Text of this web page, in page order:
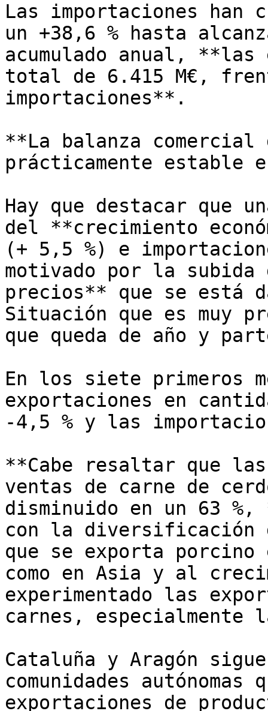
Las importaciones han
un +38,6 % hasta
acumulado anual, **las
total de 6.415 M€,
importaciones**.
**La balanza
prácticamente estable
Hay que destacar que
del **crecimiento
(+ 5,5 %) e
motivado por la subida
precios** que se está
Situación que es muy
que queda de año y
En los siete primeros
exportaciones en
-4,5 % y las
**Cabe resaltar que
ventas de carne de
disminuido en un 63 %,
con la diversificación
que se exporta porcino
como en Asia y al
experimentado las
carnes, especialmente
Cataluña y Aragón
comunidades
exportaciones de